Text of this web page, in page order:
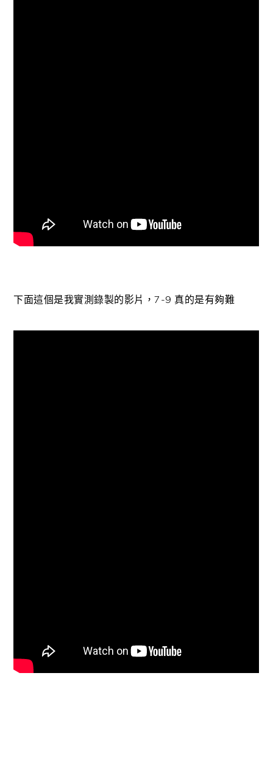
下面這個是我實測錄製的影片，7-9 真的是有夠難